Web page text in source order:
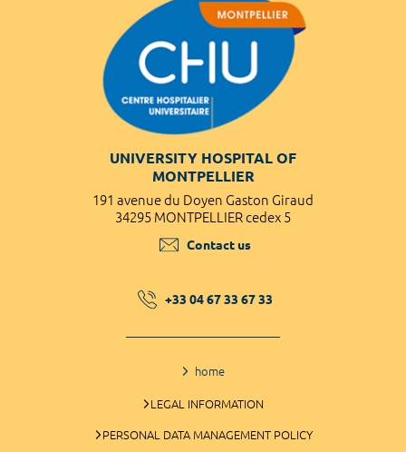
UNIVERSITY HOSPITAL OF
MONTPELLIER
191 avenue du Doyen Gaston Giraud
34295 MONTPELLIER cedex 5
Contact us
+33 04 67 33 67 33
home
LEGAL INFORMATION
PERSONAL DATA MANAGEMENT POLICY